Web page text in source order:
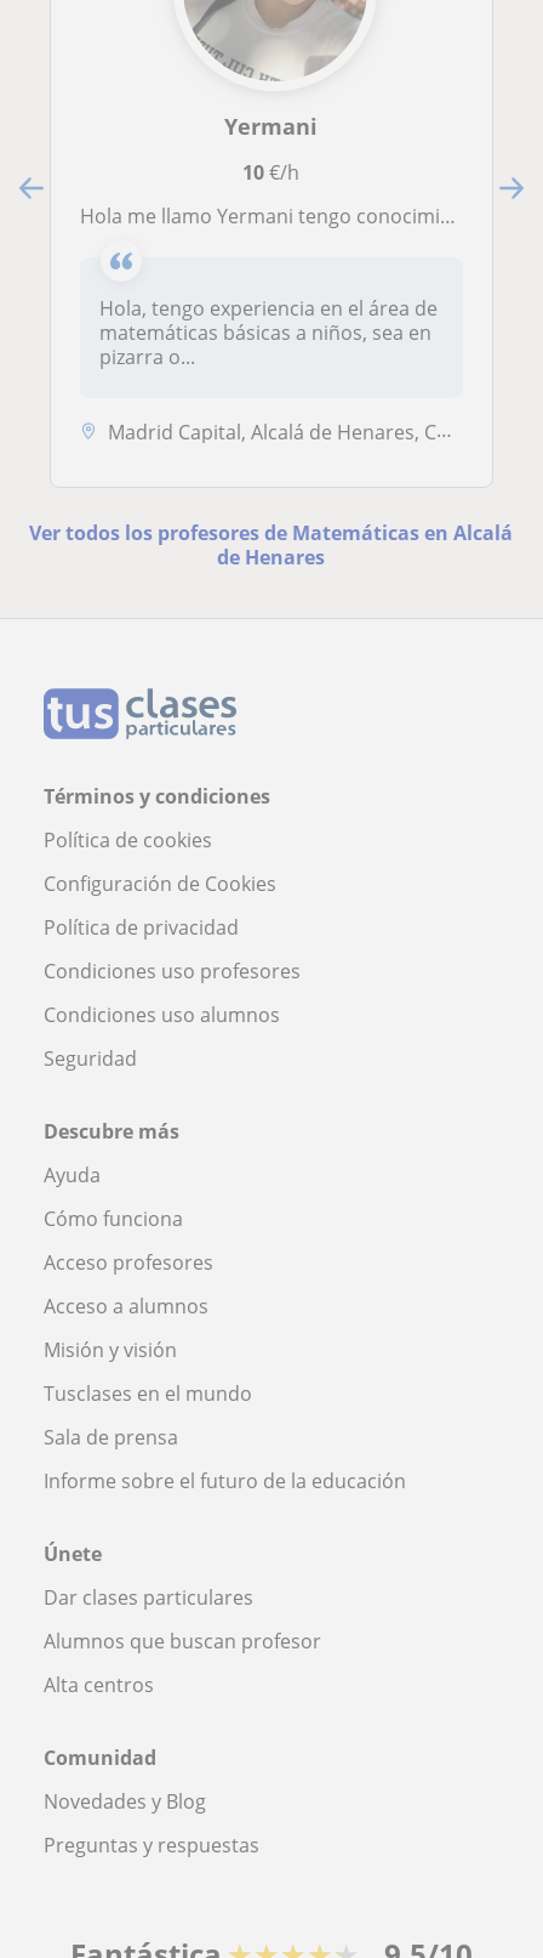
Yermani
10€/h
Hola me llamo Yermani tengo conocimiento en el área de matemática a niños de 6 a 10 años
Hola, tengo experiencia en el área de
matemáticas básicas a niños, sea en
pizarra o...
Madrid Capital, Alcalá de Henares, Camarma de Esteruelas, Meco, Villal...
Ver todos los profesores de Matemáticas en Alcalá
de Henares
Términos y condiciones
Política de cookies
Configuración de Cookies
Política de privacidad
Condiciones uso profesores
Condiciones uso alumnos
Seguridad
Descubre más
Ayuda
Cómo funciona
Acceso profesores
Acceso a alumnos
Misión y visión
Tusclases en el mundo
Sala de prensa
Informe sobre el futuro de la educación
Únete
Dar clases particulares
Alumnos que buscan profesor
Alta centros
Comunidad
Novedades y Blog
Preguntas y respuestas